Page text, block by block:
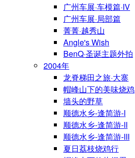
广州车展·车模篇·IV
广州车展·局部篇
菁菁·越秀山
Angle's Wish
BenQ·圣诞主题外拍
2004年
龙脊梯田之旅·大寨
帽峰山下的美味烧鸡
墙头的野草
顺德水乡-逢简游-I
顺德水乡-逢简游-II
顺德水乡-逢简游-III
夏日荔枝烧鸡行